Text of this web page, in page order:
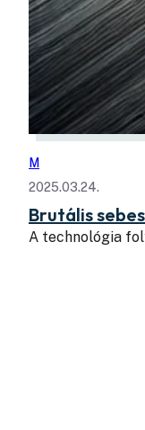
M
2025.03.24.
Brutális
A technológia